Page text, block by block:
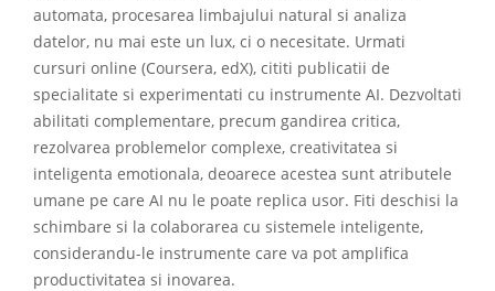
automata, procesarea limbajului natural si analiza
datelor, nu mai este un lux, ci o necesitate. Urmati
cursuri online (Coursera, edX), cititi publicatii de
specialitate si experimentati cu instrumente AI. Dezvoltati
abilitati complementare, precum gandirea critica,
rezolvarea problemelor complexe, creativitatea si
inteligenta emotionala, deoarece acestea sunt atributele
umane pe care AI nu le poate replica usor. Fiti deschisi la
schimbare si la colaborarea cu sistemele inteligente,
considerandu-le instrumente care va pot amplifica
productivitatea si inovarea.